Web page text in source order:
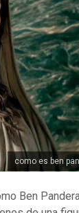
como es ben
Ben